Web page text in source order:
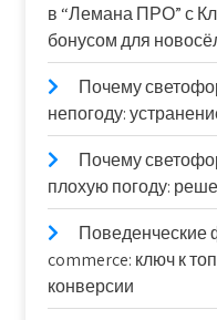
в “Лемана ПРО” с
бонусом для
Почему
непогоду:
Почему
плохую погоду:
Поведенческие
commerce: ключ к
конверсии